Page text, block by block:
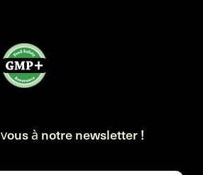
à notre newsletter !